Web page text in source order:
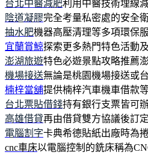
台北中醫減肥利用中醫技術埋線
陰道凝膠完全考量私密處的安全
抽水肥機器高壓清理等多項環保
宜蘭賞鯨探索更多熱門特色活動
澎湖旅遊特色必遊景點攻略推薦
機場接送無論是桃園機場接送或
楠梓當舖提供楠梓汽車機車借款
台北票貼借錢持有銀行支票皆可
高雄借貸再由借貸雙方協議後訂
電腦割字卡典希德貼紙出廠時為
cnc車床以電腦控制的銑床稱為